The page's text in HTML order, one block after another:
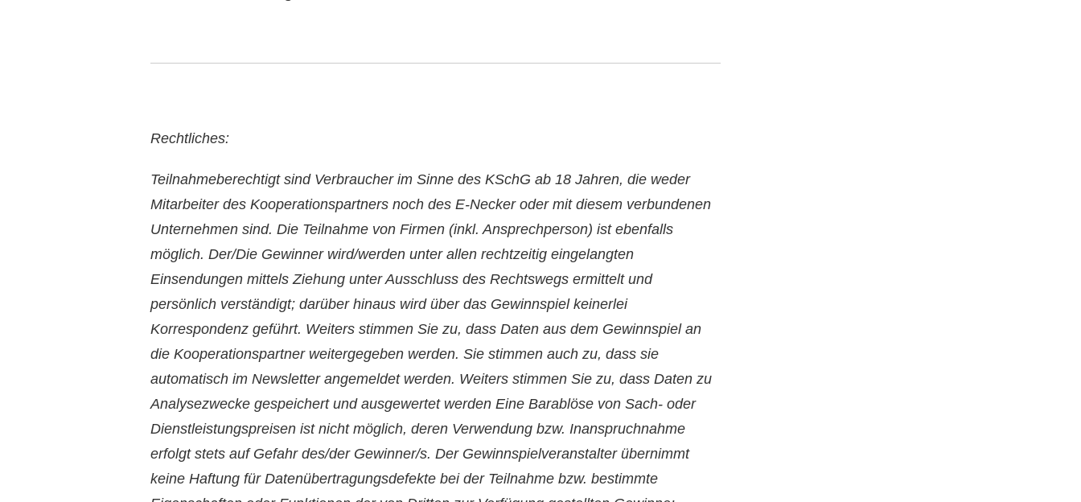
Rechtliches:
Teilnahmeberechtigt sind Verbraucher im Sinne des KSchG ab 18 Jahren, die weder
Mitarbeiter des Kooperationspartners noch des E-Necker oder mit diesem verbundenen
Unternehmen sind. Die Teilnahme von Firmen (inkl. Ansprechperson) ist ebenfalls
möglich. Der/Die Gewinner wird/werden unter allen rechtzeitig eingelangten
Einsendungen mittels Ziehung unter Ausschluss des Rechtswegs ermittelt und
persönlich verständigt; darüber hinaus wird über das Gewinnspiel keinerlei
Korrespondenz geführt. Weiters stimmen Sie zu, dass Daten aus dem Gewinnspiel an
die Kooperationspartner weitergegeben werden. Sie stimmen auch zu, dass sie
automatisch im Newsletter angemeldet werden. Weiters stimmen Sie zu, dass Daten zu
Analysezwecke gespeichert und ausgewertet werden Eine Barablöse von Sach- oder
Dienstleistungspreisen ist nicht möglich, deren Verwendung bzw. Inanspruchnahme
erfolgt stets auf Gefahr des/der Gewinner/s. Der Gewinnspielveranstalter übernimmt
keine Haftung für Datenübertragungsdefekte bei der Teilnahme bzw. bestimmte